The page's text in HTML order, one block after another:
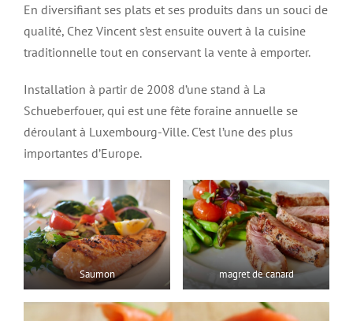
En diversifiant ses plats et ses produits dans un souci de
qualité, Chez Vincent s’est ensuite ouvert à la cuisine
traditionnelle tout en conservant la vente à emporter.
Installation à partir de 2008 d’une stand à La
Schueberfouer, qui est une fête foraine annuelle se
déroulant à Luxembourg-Ville. C’est l’une des plus
importantes d’Europe.
Saumon magret de canard